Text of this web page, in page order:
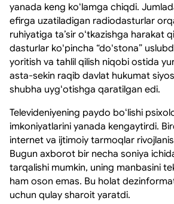
yanada keng koʻlamga chiqdi.
efirga uzatiladigan radiodasturlar
ruhiyatiga taʼsir oʻtkazishga harakat
dasturlar koʻpincha “doʻstona”
yoritish va tahlil qilish niqobi ostida
asta-sekin raqib davlat hukumat
shubha uygʻotishga qaratilgan edi.
Televideniyening paydo boʻlishi
imkoniyatlarini yanada kengaytirdi.
internet va ijtimoiy tarmoqlar
Bugun axborot bir necha soniya
tarqalishi mumkin, uning manbasini
ham oson emas. Bu holat
uchun qulay sharoit yaratdi.